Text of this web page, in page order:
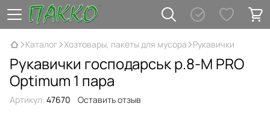
Каталог Хозтовары, пакеты для мусора Рукавички
Рукавички господарськ р.8-М PRO
Optimum 1 пара
Артикул: 47670 Оставить отзыв